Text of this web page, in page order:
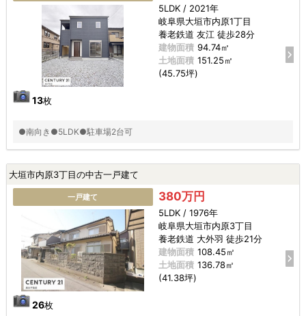
13枚
5LDK / 2021年
岐阜県大垣市内原1丁目
養老鉄道 友江 徒歩28分
建物面積 94.74㎡
土地面積 151.25㎡
(45.75坪)
●南向き●5LDK●駐車場2台可
大垣市内原3丁目の中古一戸建て
一戸建て
26枚
380万円
5LDK / 1976年
岐阜県大垣市内原3丁目
養老鉄道 大外羽 徒歩21分
建物面積 108.45㎡
土地面積 136.78㎡
(41.38坪)